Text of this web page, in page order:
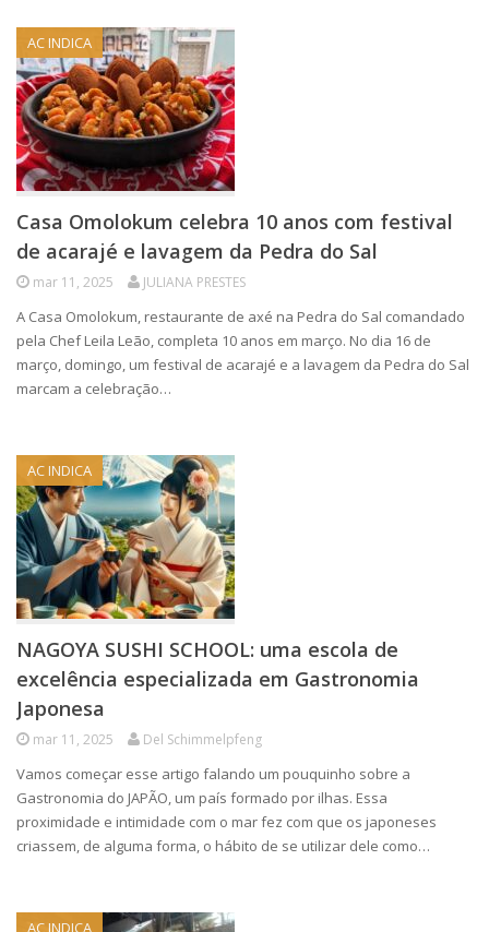
AC INDICA
Casa Omolokum celebra 10 anos com festival
de acarajé e lavagem da Pedra do Sal
mar 11, 2025 JULIANA PRESTES
A Casa Omolokum, restaurante de axé na Pedra do Sal comandado
pela Chef Leila Leão, completa 10 anos em março. No dia 16 de
março, domingo, um festival de acarajé e a lavagem da Pedra do Sal
marcam a celebração…
AC INDICA
NAGOYA SUSHI SCHOOL: uma escola de
excelência especializada em Gastronomia
Japonesa
mar 11, 2025 Del Schimmelpfeng
Vamos começar esse artigo falando um pouquinho sobre a
Gastronomia do JAPÃO, um país formado por ilhas. Essa
proximidade e intimidade com o mar fez com que os japoneses
criassem, de alguma forma, o hábito de se utilizar dele como…
AC INDICA